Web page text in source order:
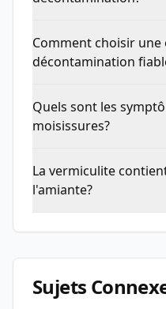
Comment choisir
décontamination
Quels sont les
moisissures?
La vermiculite
l'amiante?
Sujets